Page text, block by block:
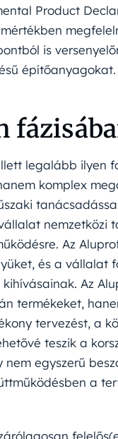
Product
is
építőanyagokat.
legalább ilyen
komplex
nemzetközi
Az
és a vállalat
Az
termékeket,
tervezést, a
teszik a
nem egyszerű
a